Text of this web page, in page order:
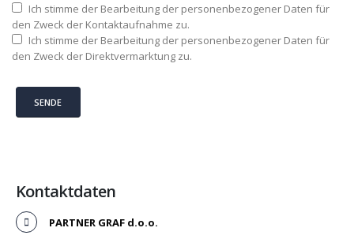
Ich stimme der Bearbeitung der personenbezogener Daten für
den Zweck der Kontaktaufnahme zu.
Ich stimme der Bearbeitung der personenbezogener Daten für
den Zweck der Direktvermarktung zu.
Kontaktdaten
PARTNER GRAF d.o.o.